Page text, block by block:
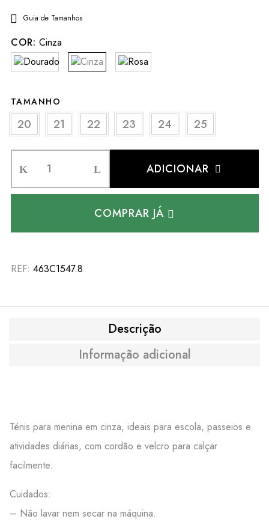
Guia de Tamanhos
COR: Cinza
TAMANHO
20 21 22 23 24 25
ADICIONAR
COMPRAR JÁ
REF: 463C1547.8
Descrição
Informação adicional
Ténis para menina em cinza, ideais para escola, passeios e
atividades diárias, com cordão e velcro para calçar
facilmente.
Cuidados:
– Não lavar nem secar na máquina.